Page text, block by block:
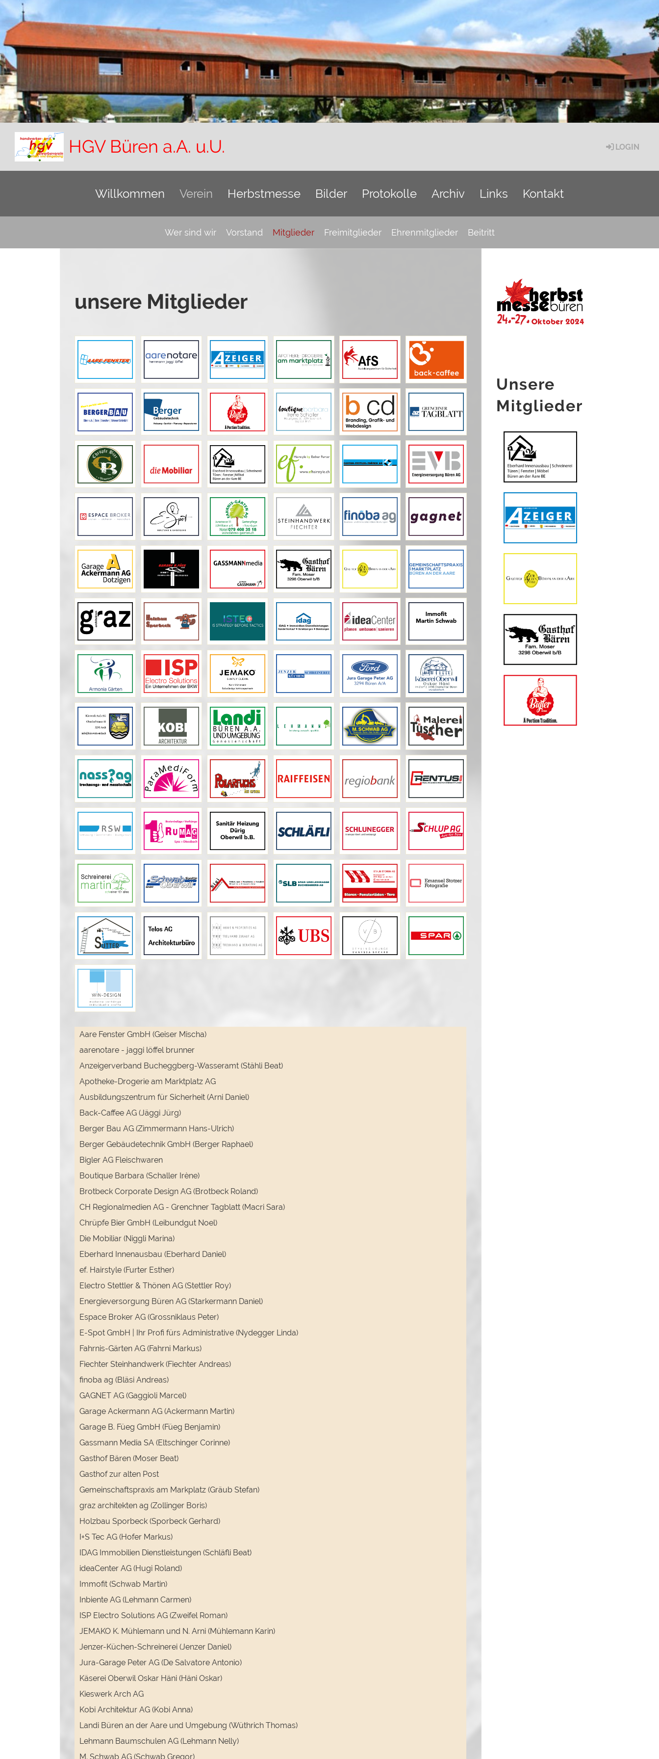
HGV Büren a.A. u.U. LOGIN
Willkommen Verein Herbstmesse Bilder Protokolle Archiv Links Kontakt
Wer sind wir Vorstand Mitglieder Freimitglieder Ehrenmitglieder Beitritt
unsere Mitglieder
Aare Fenster GmbH (Geiser Mischa)
aarenotare - jaggi löffel brunner
Anzeigerverband Bucheggberg-Wasseramt (Stähli Beat)
Apotheke-Drogerie am Marktplatz AG
Ausbildungszentrum für Sicherheit (Arni Daniel)
Back-Caffee AG (Jäggi Jürg)
Berger Bau AG (Zimmermann Hans-Ulrich)
Berger Gebäudetechnik GmbH (Berger Raphael)
Bigler AG Fleischwaren
Boutique Barbara (Schaller Irène)
Brotbeck Corporate Design AG (Brotbeck Roland)
CH Regionalmedien AG - Grenchner Tagblatt (Macri Sara)
Chrüpfe Bier GmbH (Leibundgut Noel)
Die Mobiliar (Niggli Marina)
Eberhard Innenausbau (Eberhard Daniel)
ef. Hairstyle (Furter Esther)
Electro Stettler & Thönen AG (Stettler Roy)
Energieversorgung Büren AG (Starkermann Daniel)
Espace Broker AG (Grossniklaus Peter)
E-Spot GmbH | Ihr Profi fürs Administrative (Nydegger Linda)
Fahrnis-Gärten AG (Fahrni Markus)
Fiechter Steinhandwerk (Fiechter Andreas)
finoba ag (Bläsi Andreas)
GAGNET AG (Gaggioli Marcel)
Garage Ackermann AG (Ackermann Martin)
Garage B. Füeg GmbH (Füeg Benjamin)
Gassmann Media SA (Eltschinger Corinne)
Gasthof Bären (Moser Beat)
Gasthof zur alten Post
Gemeinschaftspraxis am Markplatz (Gräub Stefan)
graz architekten ag (Zollinger Boris)
Holzbau Sporbeck (Sporbeck Gerhard)
I+S Tec AG (Hofer Markus)
IDAG Immobilien Dienstleistungen (Schläfli Beat)
ideaCenter AG (Hugi Roland)
Immofit (Schwab Martin)
Inbiente AG (Lehmann Carmen)
ISP Electro Solutions AG (Zweifel Roman)
JEMAKO K. Mühlemann und N. Arni (Mühlemann Karin)
Jenzer-Küchen-Schreinerei (Jenzer Daniel)
Jura-Garage Peter AG (De Salvatore Antonio)
Käserei Oberwil Oskar Häni (Häni Oskar)
Kieswerk Arch AG
Kobi Architektur AG (Kobi Anna)
Landi Büren an der Aare und Umgebung (Wüthrich Thomas)
Lehmann Baumschulen AG (Lehmann Nelly)
M. Schwab AG (Schwab Gregor)
Unsere
Mitglieder